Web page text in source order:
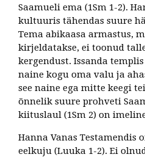
Saamueli ema (1Sm 1-2).
kultuuris tähendas suure
Tema abikaasa armastus,
kirjeldatakse, ei toonud
kergendust. Issanda
naine kogu oma valu ja
see naine ega mitte keegi
õnnelik suure prohveti
kiituslaul (1Sm 2) on
Hanna Vanas Testamendis
eelkuju (Luuka 1-2). Ei